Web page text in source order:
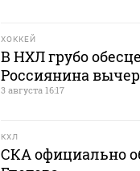
ХОККЕЙ
В НХЛ грубо
Россиянина
3 августа 16:17
КХЛ
СКА официально